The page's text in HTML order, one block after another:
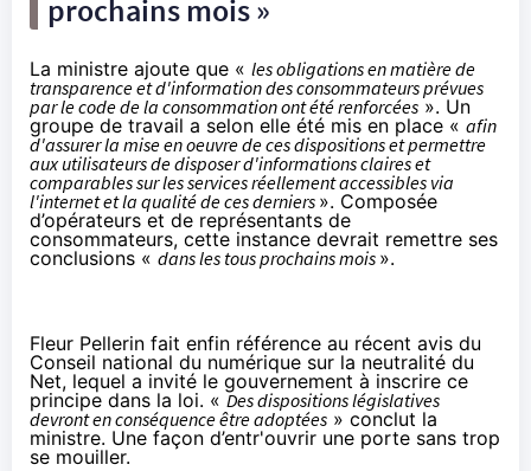
prochains mois »
La ministre ajoute que « les obligations en matière de
transparence et d'information des consommateurs prévues
par le code de la consommation ont été renforcées ». Un
groupe de travail a selon elle été mis en place « afin
d'assurer la mise en oeuvre de ces dispositions et permettre
aux utilisateurs de disposer d'informations claires et
comparables sur les services réellement accessibles via
l'internet et la qualité de ces derniers ». Composée
d’opérateurs et de représentants de
consommateurs, cette instance devrait remettre ses
conclusions « dans les tous prochains mois ».
Fleur Pellerin fait enfin référence au récent avis du
Conseil national du numérique sur la neutralité du
Net, lequel a invité le gouvernement à inscrire ce
principe dans la loi. « Des dispositions législatives
devront en conséquence être adoptées » conclut la
ministre. Une façon d’entr'ouvrir une porte sans trop
se mouiller.